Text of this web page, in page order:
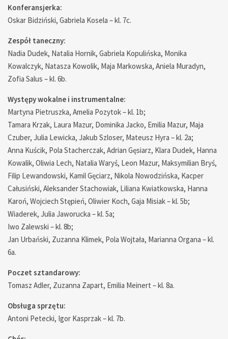
Konferansjerka:
Oskar Bidziński, Gabriela Kosela – kl. 7c.
Zespół taneczny:
Nadia Dudek, Natalia Hornik, Gabriela Kopulińska, Monika
Kowalczyk, Natasza Kowolik, Maja Markowska, Aniela Muradyn,
Zofia Salus – kl. 6b.
Występy wokalne i instrumentalne:
Martyna Pietruszka, Amelia Pozytok – kl. 1b;
Tamara Krzak, Laura Mazur, Dominika Jacko, Emilia Mazur, Maja
Czuber, Julia Lewicka, Jakub Szloser, Mateusz Hyra – kl. 2a;
Anna Kuścik, Pola Stacherczak, Adrian Gęsiarz, Klara Dudek, Hanna
Kowalik, Oliwia Lech, Natalia Waryś, Leon Mazur, Maksymilian Bryś,
Filip Lewandowski, Kamil Gęciarz, Nikola Nowodzińska, Kacper
Całusiński, Aleksander Stachowiak, Liliana Kwiatkowska, Hanna
Karoń, Wojciech Stępień, Oliwier Koch, Gaja Misiak – kl. 5b;
Wiaderek, Julia Jaworucka – kl. 5a;
Iwo Zalewski – kl. 8b;
Jan Urbański, Zuzanna Klimek, Pola Wojtała, Marianna Organa – kl.
6a.
Poczet sztandarowy:
Tomasz Adler, Zuzanna Zapart, Emilia Meinert – kl. 8a.
Obsługa sprzętu:
Antoni Petecki, Igor Kasprzak – kl. 7b.